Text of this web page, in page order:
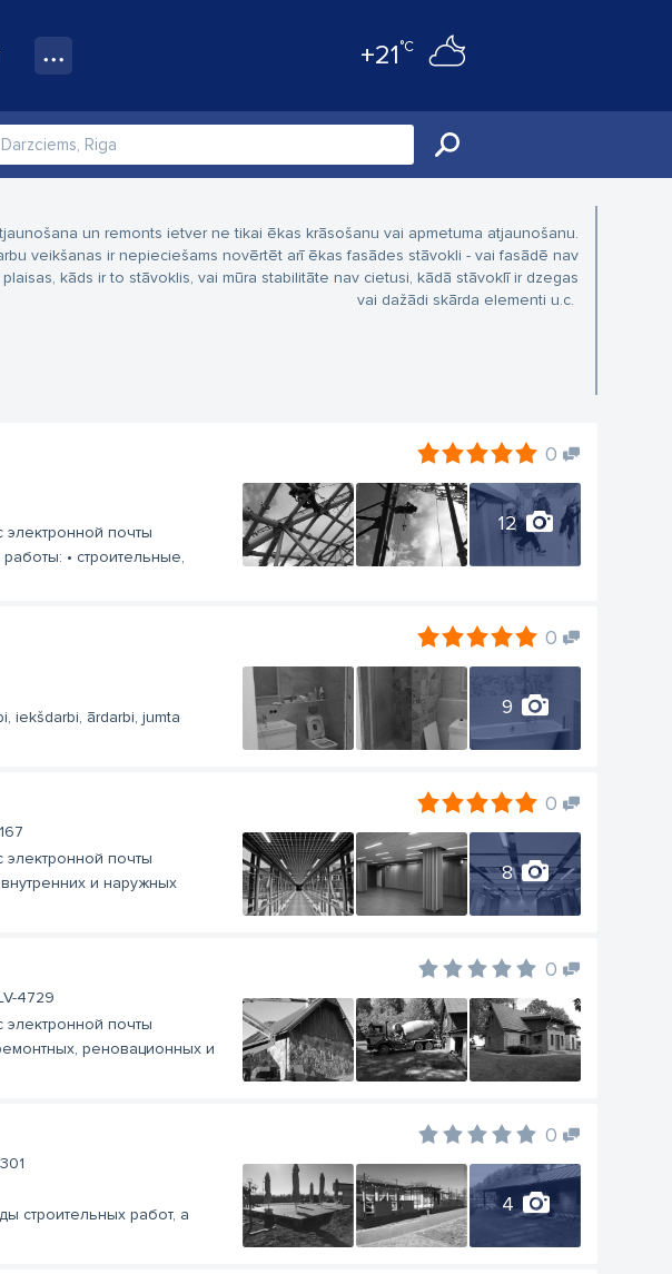
+21°C
un remonts ietver ne tikai ēkas krāsošanu vai apmetuma atjaunošanu.
veikšanas ir nepieciešams novērtēt arī ēkas fasādes stāvokli - vai fasādē nav
kāds ir to stāvoklis, vai mūra stabilitāte nav cietusi, kādā stāvoklī ir dzegas
vai dažādi skārda elementi u.c.
0
12
электронной почты
• строительные,
0
9
iekšdarbi, ārdarbi, jumta
0
8
электронной почты
и наружных
0
4729
электронной почты
реновационных и
0
4
строительных работ, а